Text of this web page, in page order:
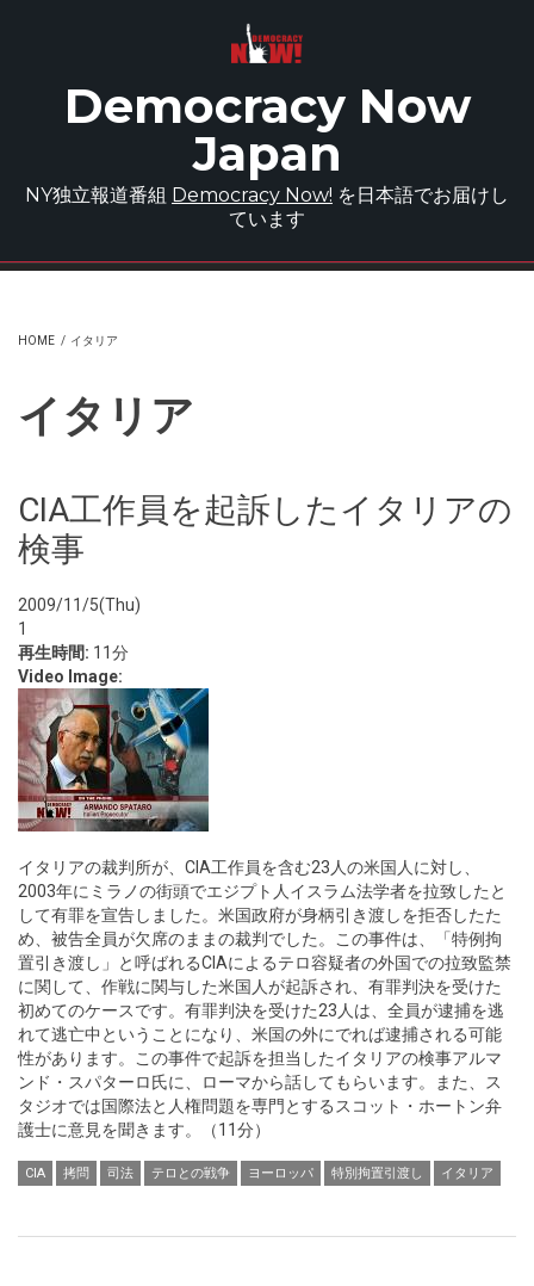
Democracy Now
Japan
NY独立報道番組 Democracy Now! を日本語でお届けし
ています
HOME / イタリア
イタリア
CIA工作員を起訴したイタリアの
検事
2009/11/5(Thu)
1
再生時間: 11分
Video Image:
イタリアの裁判所が、CIA工作員を含む23人の米国人に対し、
2003年にミラノの街頭でエジプト人イスラム法学者を拉致したと
して有罪を宣告しました。米国政府が身柄引き渡しを拒否したた
め、被告全員が欠席のままの裁判でした。この事件は、「特例拘
置引き渡し」と呼ばれるCIAによるテロ容疑者の外国での拉致監禁
に関して、作戦に関与した米国人が起訴され、有罪判決を受けた
初めてのケースです。有罪判決を受けた23人は、全員が逮捕を逃
れて逃亡中ということになり、米国の外にでれば逮捕される可能
性があります。この事件で起訴を担当したイタリアの検事アルマ
ンド・スパターロ氏に、ローマから話してもらいます。また、ス
タジオでは国際法と人権問題を専門とするスコット・ホートン弁
護士に意見を聞きます。（11分）
CIA 拷問 司法 テロとの戦争 ヨーロッパ 特別拘置引渡し イタリア